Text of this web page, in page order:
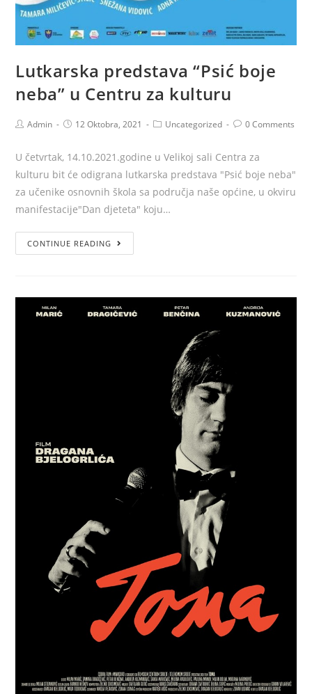
Lutkarska predstava “Psić boje
neba” u Centru za kulturu
Admin 12 Oktobra, 2021 Uncategorized 0 Comments
U četvrtak, 14.10.2021.godine u Velikoj sali Centra za
kulturu bit će odigrana lutkarska predstava "Psić boje neba"
za učenike osnovnih škola sa područja naše općine, u okviru
manifestacije"Dan djeteta" koju…
CONTINUE READING